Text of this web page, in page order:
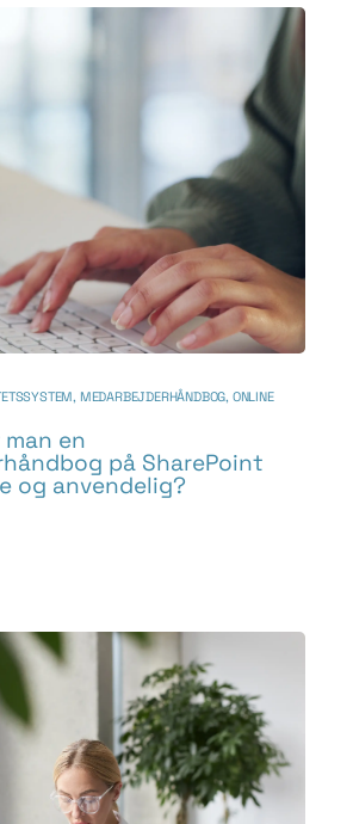
, MEDARBEJDERHÅNDBOG, ONLINE
en
på SharePoint
og anvendelig?